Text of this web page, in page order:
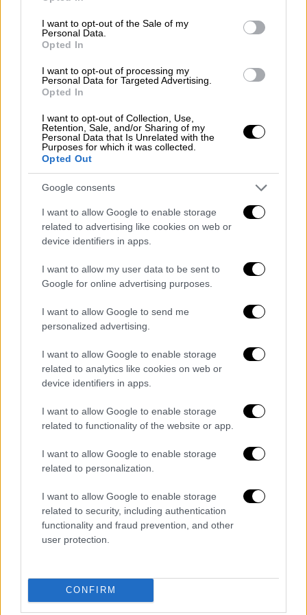
use your data for below specified purposes in below Google
consent section.
I want to opt-out of the Sale of my
Personal Data.
Opted In
I want to opt-out of processing my
Personal Data for Targeted Advertising.
Opted In
I want to opt-out of Collection, Use,
Retention, Sale, and/or Sharing of my
Personal Data that Is Unrelated with the
Purposes for which it was collected.
Opted Out
Google consents
I want to allow Google to enable storage
related to advertising like cookies on web or
device identifiers in apps.
I want to allow my user data to be sent to
Google for online advertising purposes.
I want to allow Google to send me
personalized advertising.
I want to allow Google to enable storage
related to analytics like cookies on web or
device identifiers in apps.
I want to allow Google to enable storage
related to functionality of the website or app.
I want to allow Google to enable storage
related to personalization.
I want to allow Google to enable storage
related to security, including authentication
functionality and fraud prevention, and other
user protection.
CONFIRM
Δημοσίων Έργων, από το 2004 έως το 2009,
στις κυβερνήσεις του Κώστα Καραμανλή.
επικεφαλής του ΥΠΕΧΩΔΕ, ο Γιώργος
Σουφλιάς συνδέθηκε με σημαντικές
παρεμβάσεις σε έργα υποδομών, στις
μεταφορές, στους αυτοκινητοδρόμους και
στη χωροταξική πολιτική, αφήνοντας έντονο
αποτύπωμα στον τομέα των δημοσίων
έργων.
Μετά τις βουλευτικές εκλογές του 2009
και είχε εκλεγεί βουλευτής Επικρατείας
ανακοίνωσε ότι αποχωρεί από την ενεργό
πολιτική δράση. Με την απόφασή του αυτή
έκλεισε έναν πολιτικό κύκλο περίπου 35
Η ανάρτηση Μητσοτάκη για τον
θάνατο του Γιώργου Σουφλιά
«Με θλίψη αποχαιρετώ τον Γιώργο Σουφλιά.
και έναν ειλικρινή υπηρέτη του δημοσίου
συμφέροντος που επί δεκαετίες ενσάρκωνε
την ουσία του σοβαρού πολιτικού.
Προκρίνοντας πάντα το χειροπιαστό
αποτέλεσμα από τις εύκολες υποσχέσεις.
Ως υπερήφανο τέκνο της Θεσσαλίας, άφησε
το δικό του αποτύπωμα στη σύγχρονη
ανάπτυξη της εθνικής οικονομίας. Έδωσε
πνοή στα μεγάλα δημόσια έργα και τις